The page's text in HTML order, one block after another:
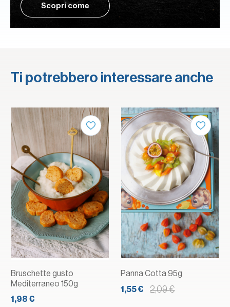
Scopri come
Ti potrebbero interessare anche
Bruschette gusto
Mediterraneo 150g
1,98 €
Panna Cotta 95g
1,55 €
2,09 €